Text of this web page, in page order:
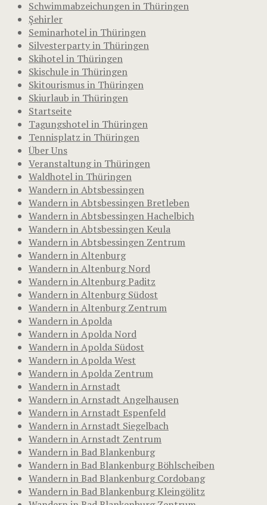
Schwimmabzeichungen in Thüringen
Şehirler
Seminarhotel in Thüringen
Silvesterparty in Thüringen
Skihotel in Thüringen
Skischule in Thüringen
Skitourismus in Thüringen
Skiurlaub in Thüringen
Startseite
Tagungshotel in Thüringen
Tennisplatz in Thüringen
Über Uns
Veranstaltung in Thüringen
Waldhotel in Thüringen
Wandern in Abtsbessingen
Wandern in Abtsbessingen Bretleben
Wandern in Abtsbessingen Hachelbich
Wandern in Abtsbessingen Keula
Wandern in Abtsbessingen Zentrum
Wandern in Altenburg
Wandern in Altenburg Nord
Wandern in Altenburg Paditz
Wandern in Altenburg Südost
Wandern in Altenburg Zentrum
Wandern in Apolda
Wandern in Apolda Nord
Wandern in Apolda Südost
Wandern in Apolda West
Wandern in Apolda Zentrum
Wandern in Arnstadt
Wandern in Arnstadt Angelhausen
Wandern in Arnstadt Espenfeld
Wandern in Arnstadt Siegelbach
Wandern in Arnstadt Zentrum
Wandern in Bad Blankenburg
Wandern in Bad Blankenburg Böhlscheiben
Wandern in Bad Blankenburg Cordobang
Wandern in Bad Blankenburg Kleingölitz